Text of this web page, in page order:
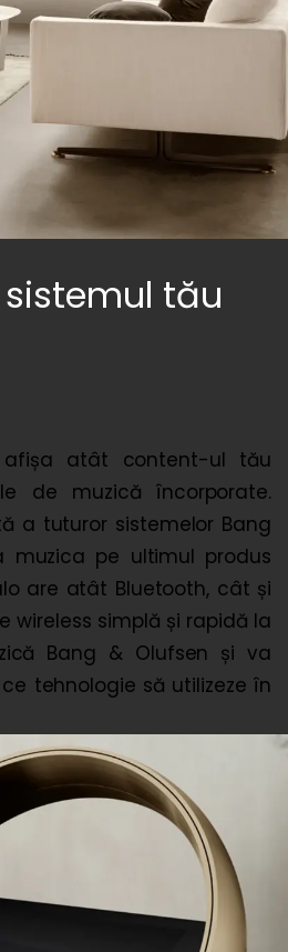
tău
afișa atât content-ul tău
de muzică încorporate.
a tuturor sistemelor Bang
muzica pe ultimul produs
are atât Bluetooth, cât și
wireless simplă și rapidă la
Bang & Olufsen și va
tehnologie să utilizeze în